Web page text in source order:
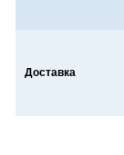
Доставка